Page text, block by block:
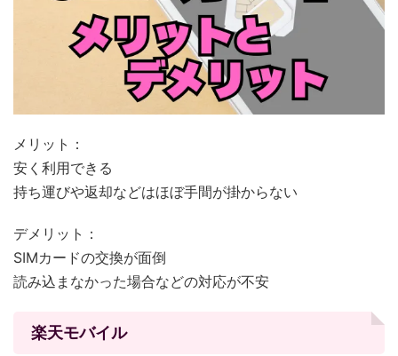
メリット：
安く利用できる
持ち運びや返却などはほぼ手間が掛からない
デメリット：
SIMカードの交換が面倒
読み込まなかった場合などの対応が不安
楽天モバイル